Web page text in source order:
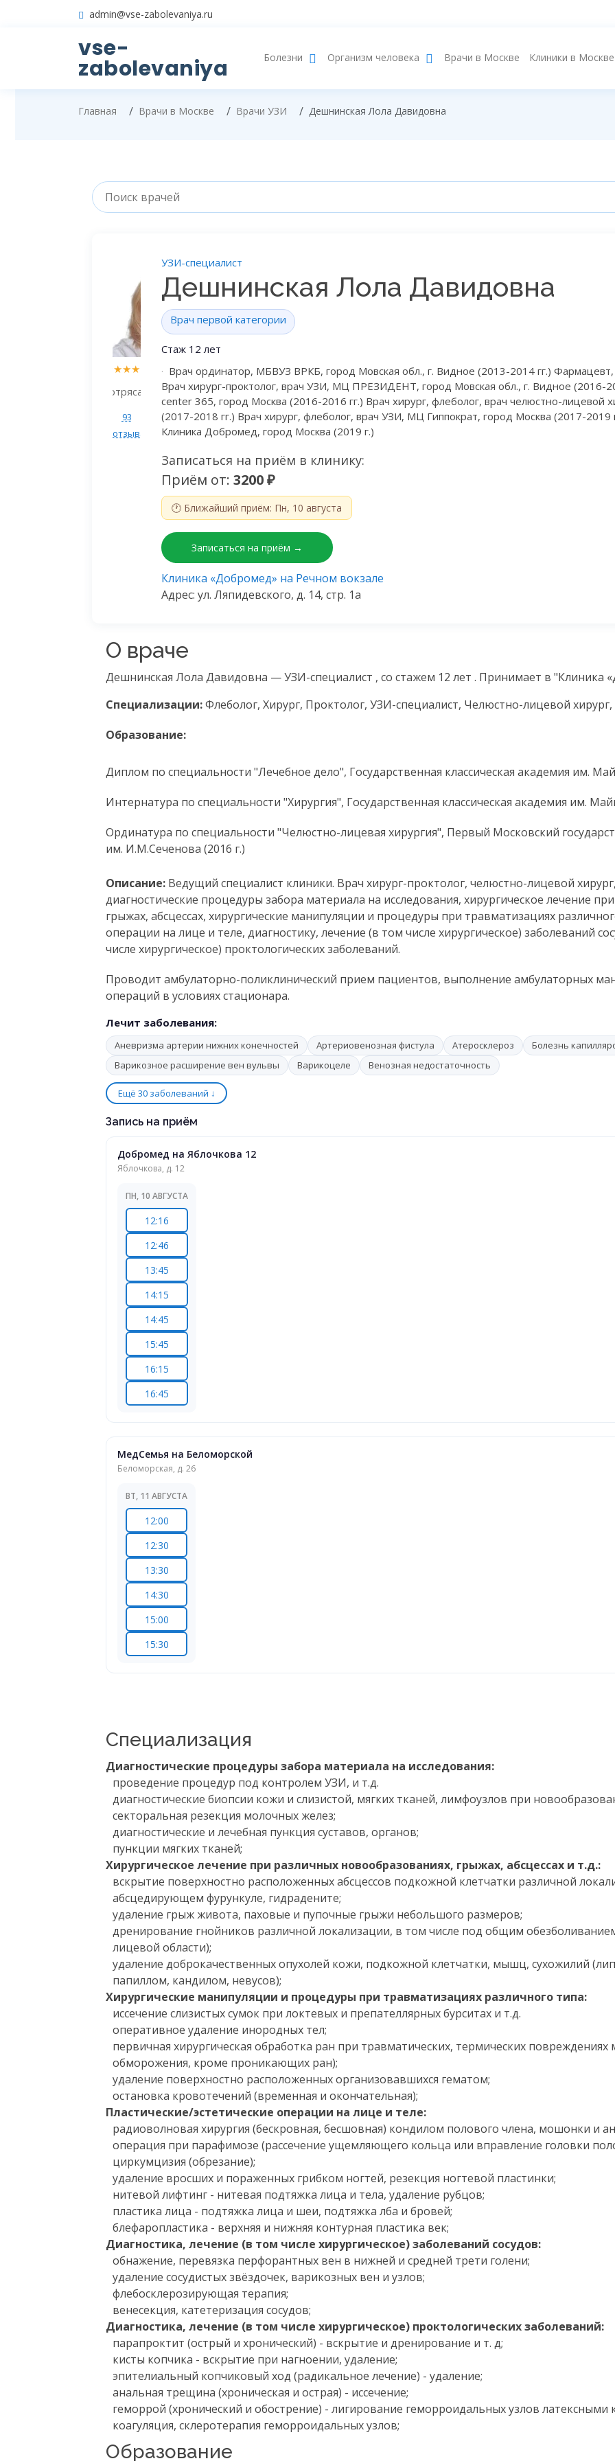
admin@vse-zabolevaniya.ru
vse-
zabolevaniya Болезни Организм человека Врачи в Москве Клиники в Москве
Главная Врачи в Москве Врачи УЗИ Дешнинская Лола Давидовна
★★★
Потрясающе
93
отзыва
УЗИ-специалист
Дешнинская Лола Давидовна
Врач первой категории
Стаж 12 лет
Врач ординатор, МБВУЗ ВРКБ, город Мовская обл., г. Видное (2013-2014 гг.) Фармацевт,
Врач хирург-проктолог, врач УЗИ, МЦ ПРЕЗИДЕНТ, город Мовская обл., г. Видное (2016-
center 365, город Москва (2016-2016 гг.) Врач хирург, флеболог, врач челюстно-
(2017-2018 гг.) Врач хирург, флеболог, врач УЗИ, МЦ Гиппократ, город Москва (2017-2019
Клиника Добромед, город Москва (2019 г.)
Записаться на приём в клинику:
Приём от:3200 ₽
🕐 Ближайший приём: Пн, 10 августа
Записаться на приём →
Клиника «Добромед» на Речном вокзале
Адрес: ул. Ляпидевского, д. 14, стр. 1а
О враче
Дешнинская Лола Давидовна — УЗИ-специалист , со стажем 12 лет . Принимает в "Клиника
Специализации:Флеболог, Хирург, Проктолог, УЗИ-специалист, Челюстно-лицевой
Образование:
Диплом по специальности "Лечебное дело", Государственная классическая академия им.
Интернатура по специальности "Хирургия", Государственная классическая академия им.
Ординатура по специальности "Челюстно-лицевая хирургия", Первый Московский
им. И.М.Сеченова (2016 г.)
Описание: Ведущий специалист клиники. Врач хирург-проктолог, челюстно-лицевой
диагностические процедуры забора материала на исследования, хирургическое лечение
грыжах, абсцессах, хирургические манипуляции и процедуры при травматизациях
операции на лице и теле, диагностику, лечение (в том числе хирургическое) заболеваний
числе хирургическое) проктологических заболеваний.
Проводит амбулаторно-поликлинический прием пациентов, выполнение амбулаторных
операций в условиях стационара.
Лечит заболевания:
Аневризма артерии нижних конечностей Артериовенозная фистула Атеросклероз Болезнь
Варикозное расширение вен вульвы
Варикоцеле Венозная недостаточность
Ещё 30 заболеваний ↓
Запись на приём
Добромед на Яблочкова 12
Яблочкова, д. 12
ПН, 10 АВГУСТА
12:16
12:46
13:45
14:15
14:45
15:45
16:15
16:45
МедСемья на Беломорской
Беломорская, д. 26
ВТ, 11 АВГУСТА
12:00
12:30
13:30
14:30
15:00
15:30
Специализация
Диагностические процедуры забора материала на исследования:
проведение процедур под контролем УЗИ, и т.д.
диагностические биопсии кожи и слизистой, мягких тканей, лимфоузлов при
секторальная резекция молочных желез;
диагностические и лечебная пункция суставов, органов;
пункции мягких тканей;
Хирургическое лечение при различных новообразованиях, грыжах, абсцессах и т.д.:
вскрытие поверхностно расположенных абсцессов подкожной клетчатки различной
абсцедирующем фурункуле, гидрадените;
удаление грыж живота, паховые и пупочные грыжи небольшого размеров;
дренирование гнойников различной локализации, в том числе под общим
лицевой области);
удаление доброкачественных опухолей кожи, подкожной клетчатки, мышц, сухожилий
папиллом, кандилом, невусов);
Хирургические манипуляции и процедуры при травматизациях различного типа:
иссечение слизистых сумок при локтевых и препателлярных бурситах и т.д.
оперативное удаление инородных тел;
первичная хирургическая обработка ран при травматических, термических повреждениях
обморожения, кроме проникающих ран);
удаление поверхностно расположенных организовавшихся гематом;
остановка кровотечений (временная и окончательная);
Пластические/эстетические операции на лице и теле:
радиоволновая хирургия (бескровная, бесшовная) кондилом полового члена, мошонки и
операция при парафимозе (рассечение ущемляющего кольца или вправление головки
циркумцизия (обрезание);
удаление вросших и пораженных грибком ногтей, резекция ногтевой пластинки;
нитевой лифтинг - нитевая подтяжка лица и тела, удаление рубцов;
пластика лица - подтяжка лица и шеи, подтяжка лба и бровей;
блефаропластика - верхняя и нижняя контурная пластика век;
Диагностика, лечение (в том числе хирургическое) заболеваний сосудов:
обнажение, перевязка перфорантных вен в нижней и средней трети голени;
удаление сосудистых звёздочек, варикозных вен и узлов;
флебосклерозирующая терапия;
венесекция, катетеризация сосудов;
Диагностика, лечение (в том числе хирургическое) проктологических заболеваний:
парапроктит (острый и хронический) - вскрытие и дренирование и т. д;
кисты копчика - вскрытие при нагноении, удаление;
эпителиальный копчиковый ход (радикальное лечение) - удаление;
анальная трещина (хроническая и острая) - иссечение;
геморрой (хронический и обострение) - лигирование геморроидальных узлов
коагуляция, склеротерапия геморроидальных узлов;
Образование